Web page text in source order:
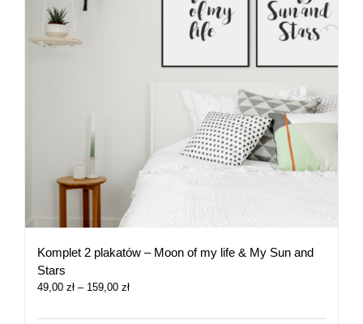
Komplet 2 plakatów – Moon of my life & My Sun and
Stars
49,00 zł – 159,00 złZakres
od